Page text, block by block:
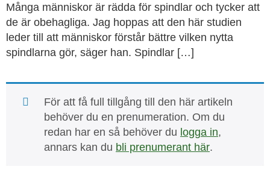
Många människor är rädda för spindlar och tycker att
de är obehagliga. Jag hoppas att den här studien
leder till att människor förstår bättre vilken nytta
spindlarna gör, säger han. Spindlar […]
För att få full tillgång till den här artikeln
behöver du en prenumeration. Om du
redan har en så behöver du logga in,
annars kan du bli prenumerant här.